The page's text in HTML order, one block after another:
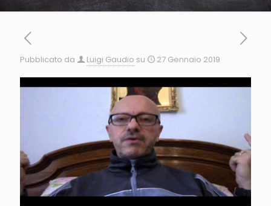
Pubblicato da Luigi Gaudio su 27 Gennaio 2019